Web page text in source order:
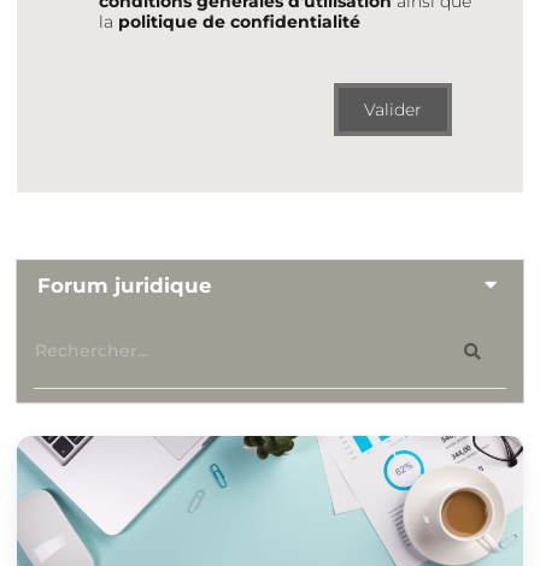
la politique de confidentialité
Valider
Forum juridique